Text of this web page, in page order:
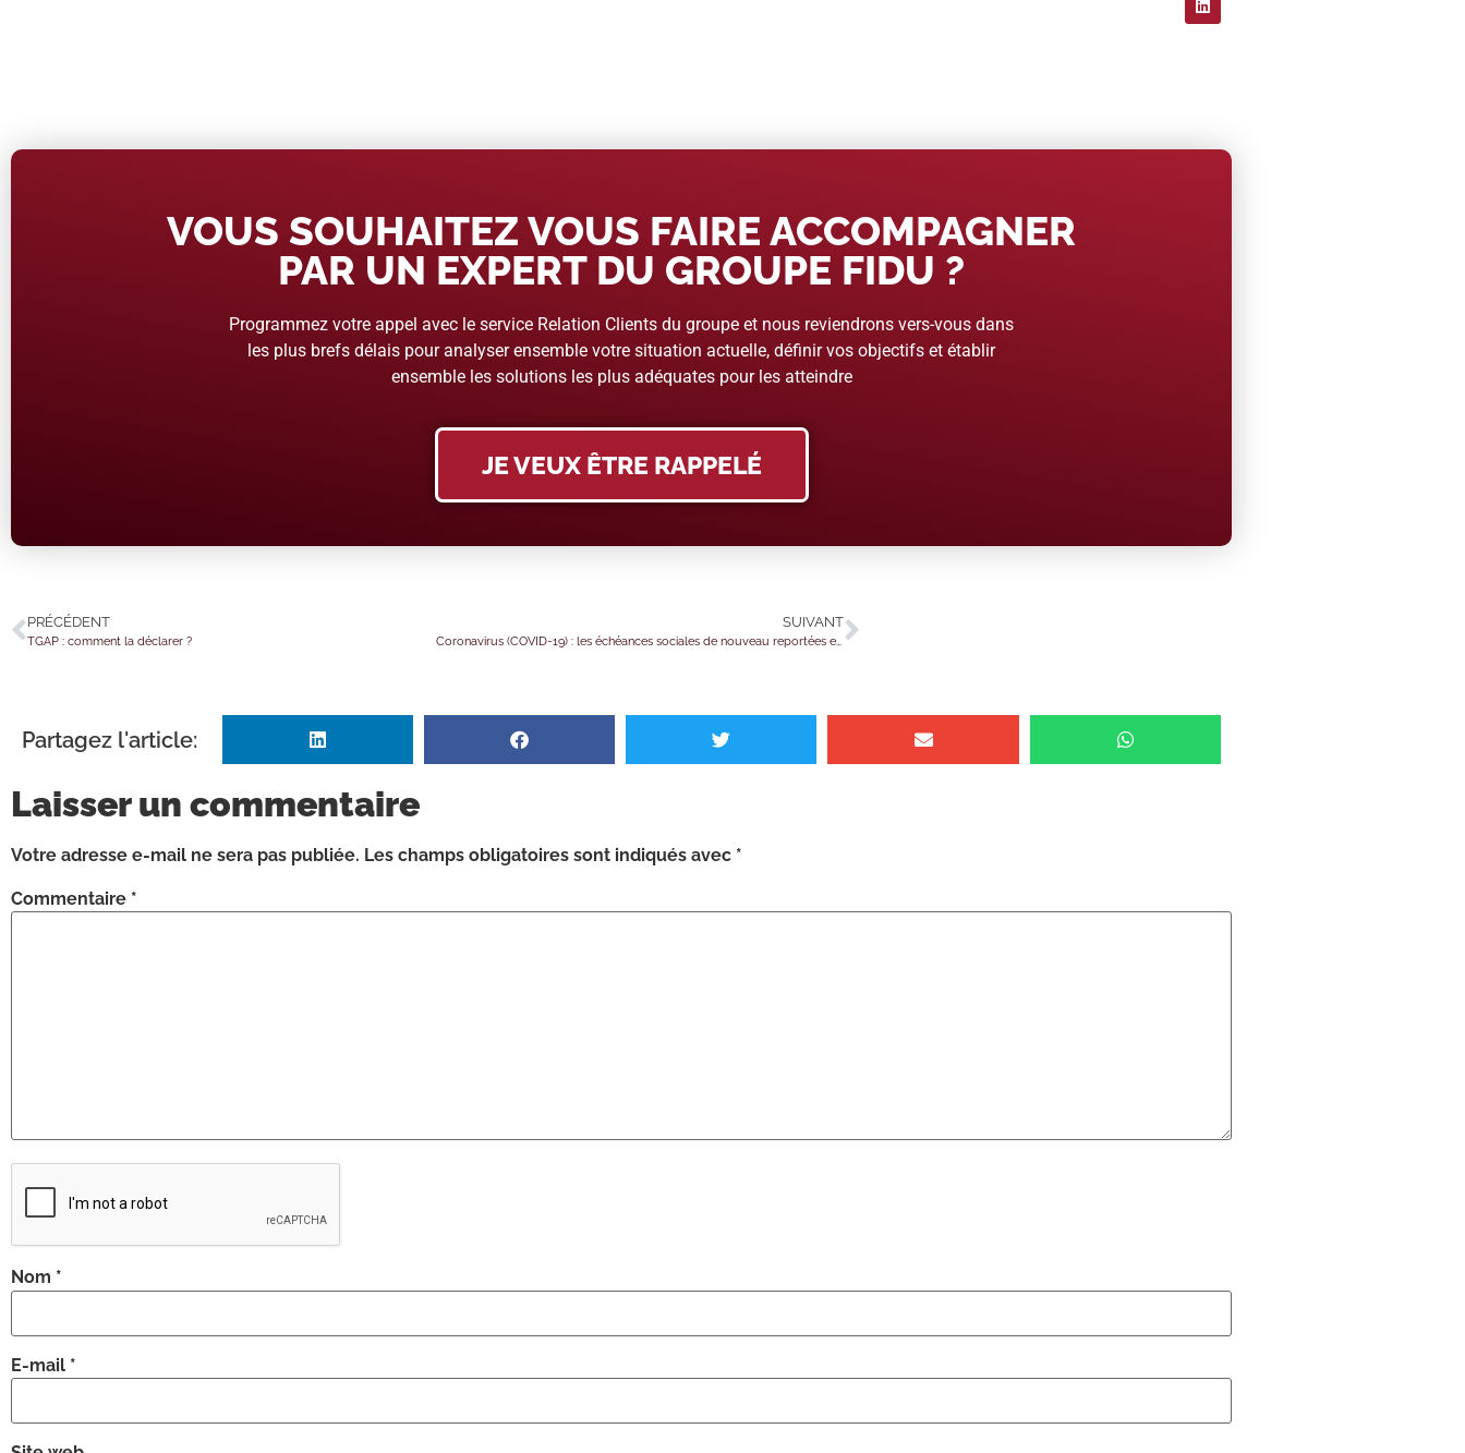
VOUS SOUHAITEZ VOUS FAIRE ACCOMPAGNER
PAR UN EXPERT DU GROUPE FIDU ?
Programmez votre appel avec le service Relation Clients du groupe et nous reviendrons vers-vous dans
les plus brefs délais pour analyser ensemble votre situation actuelle, définir vos objectifs et établir
ensemble les solutions les plus adéquates pour les atteindre
JE VEUX ÊTRE RAPPELÉ
PRÉCÉDENT
TGAP : comment la déclarer ?
SUIVANT
Coronavirus (COVID-19) : les échéances sociales de nouveau reportées en mai 2021 ?
Partagez l'article:
Laisser un commentaire
Votre adresse e-mail ne sera pas publiée. Les champs obligatoires sont indiqués avec *
Commentaire *
Nom *
E-mail *